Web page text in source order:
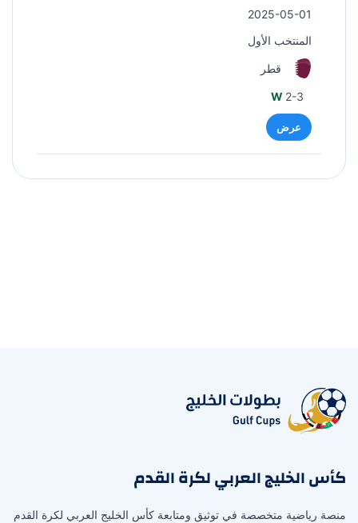
2025-05-01
المنتخب الأول
قطر
W 2-3
عرض
كأس الخليج العربي لكرة القدم
منصة رياضية متخصصة في توثيق ومتابعة كأس الخليج العربي لكرة القدم